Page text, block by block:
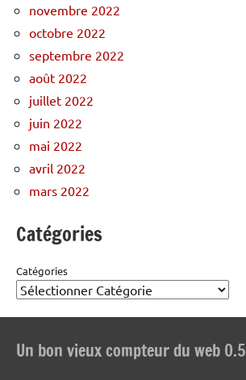
novembre 2022
octobre 2022
septembre 2022
août 2022
juillet 2022
juin 2022
mai 2022
avril 2022
mars 2022
Catégories
Catégories
Un bon vieux compteur du web 0.5